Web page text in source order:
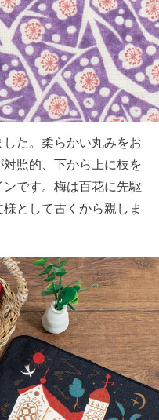
た。柔らかい丸みをお
照的、下から上に枝を
です。梅は百花に先駆
として古くから親しま